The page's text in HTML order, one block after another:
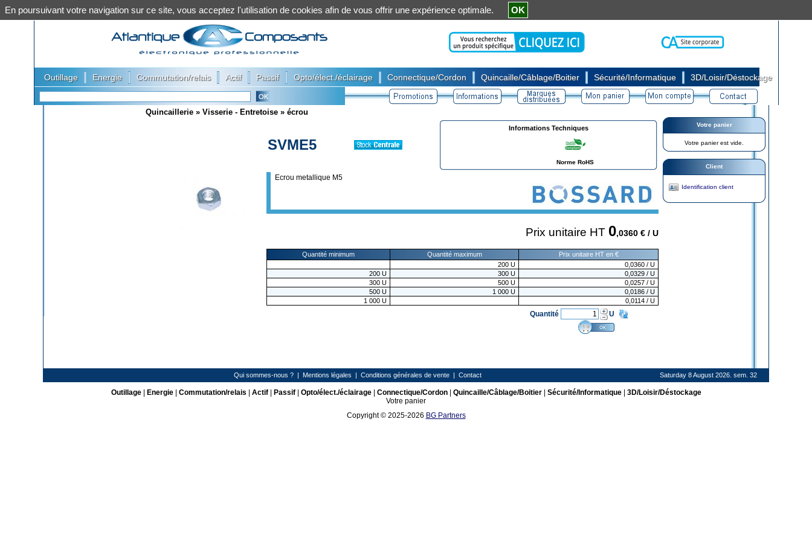
Outillage Energie Commutation/relais Actif Passif Opto/élect./éclairage Connectique/Cordon Quincaille/Câblage/Boitier Sécurité/Informatique 3D/Loisir/Déstockage
Quincaillerie » Visserie - Entretoise » écrou
SVME5
Informations Techniques
Norme RoHS
Ecrou metallique M5
Prix unitaire HT 0,0360 € / U
Quantité minimum Quantité maximum
Prix unitaire HT en €
200 U 0,0360 / U
200 U 300 U 0,0329 / U
300 U 500 U 0,0257 / U
500 U 1 000 U 0,0186 / U
1 000 U 0,0114 / U
Quantité U
Votre panier
Votre panier est vide.
Client
Identification client
Qui sommes-nous ?| Mentions légales | Conditions générales de vente| Contact Saturday 8 August 2026. sem. 32
Outillage| Energie| Commutation/relais Actif| Passif| Opto/élect./éclairage| Connectique/Cordon| Quincaille/Câblage/Boitier| Sécurité/Informatique| 3D/Loisir/Déstockage
Votre panier
Copyright © 2025-2026 BG Partners
En poursuivant votre navigation sur ce site, vous acceptez l'utilisation de cookies afin de vous offrir une expérience optimale. OK